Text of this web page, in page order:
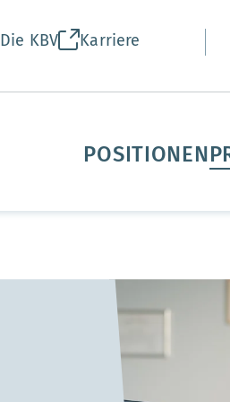
Die KBV Karriere
POSITIONEN